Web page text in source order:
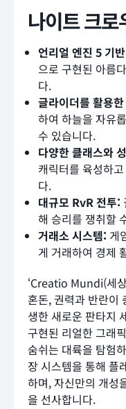
나이트 크로
언리얼 엔진 5 기
으로 구현된 아름
다.
글라이더를 활용
하여 하늘을 자유
수 있습니다.
다양한 클래스와
캐릭터를 육성하
다.
대규모 RvR 전투:
해 승리를 쟁취할
거래소 시스템: 게
게 거래하여 경제
‘Creatio Mundi(세
혼돈, 권력과 반란이
생한 새로운 판타지
구현된 리얼한 그래
숨쉬는 대륙을 탐험
장 시스템을 통해 플
하며, 자신만의 개성
을 선사합니다.